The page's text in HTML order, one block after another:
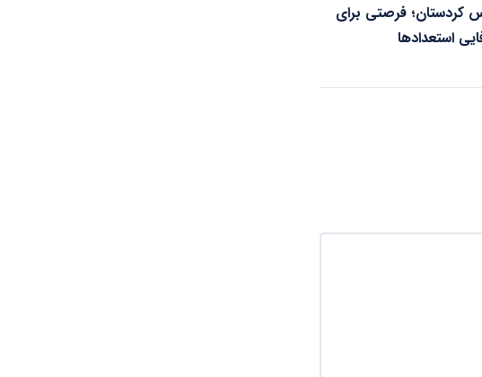
کردستان؛ فرصتی برای
استعدادها